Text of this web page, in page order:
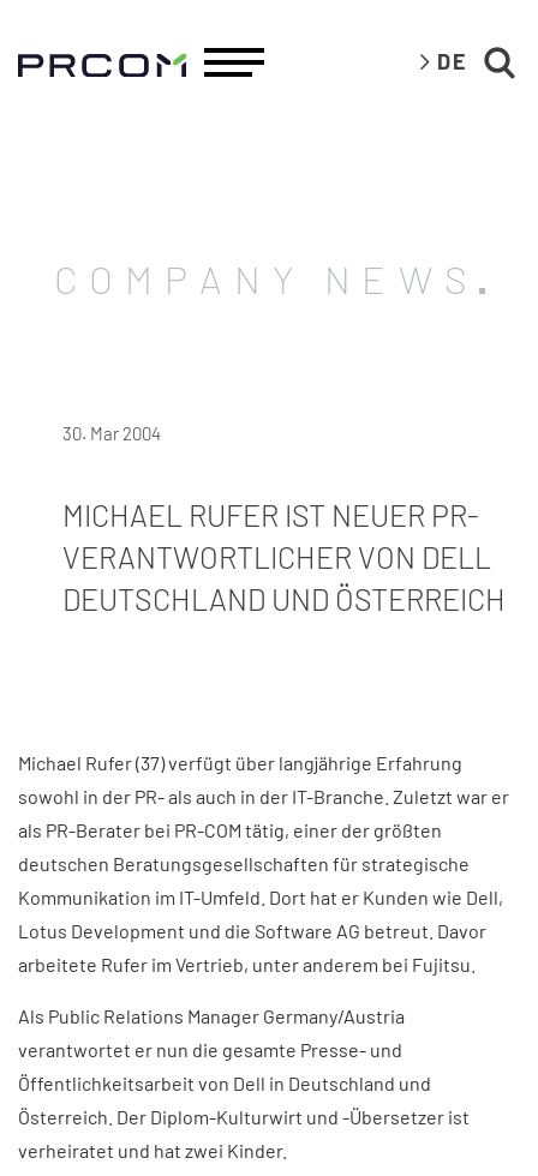
DE
COMPANY NEWS
30. Mar 2004
MICHAEL RUFER IST NEUER PR-
VERANTWORTLICHER VON DELL
DEUTSCHLAND UND ÖSTERREICH
Michael Rufer (37) verfügt über langjährige Erfahrung
sowohl in der PR- als auch in der IT-Branche. Zuletzt war er
als PR-Berater bei PR-COM tätig, einer der größten
deutschen Beratungsgesellschaften für strategische
Kommunikation im IT-Umfeld. Dort hat er Kunden wie Dell,
Lotus Development und die Software AG betreut. Davor
arbeitete Rufer im Vertrieb, unter anderem bei Fujitsu.
Als Public Relations Manager Germany/Austria
verantwortet er nun die gesamte Presse- und
Öffentlichkeitsarbeit von Dell in Deutschland und
Österreich. Der Diplom-Kulturwirt und -Übersetzer ist
verheiratet und hat zwei Kinder.